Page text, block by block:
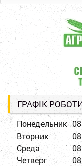
ГРАФІК
Понедельник
Вторник
Среда
Четверг